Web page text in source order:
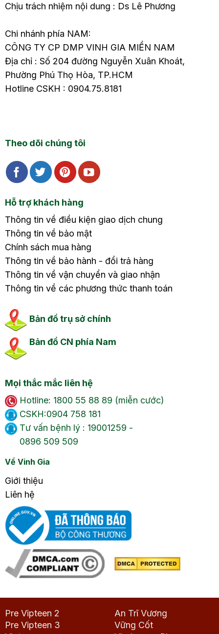
Chịu trách nhiệm nội dung : Ds Lê Phương
Chi nhánh phía NAM:
CÔNG TY CP DMP VINH GIA MIỀN NAM
Địa chỉ : Số 204 đường Nguyễn Xuân Khoát,
Phường Phú Thọ Hòa, TP.HCM
Hotline CSKH : 0904.75.8181
Theo dõi chúng tôi
Hỗ trợ khách hàng
Thông tin về điều kiện giao dịch chung
Thông tin về bảo mật
Chính sách mua hàng
Thông tin về bảo hành - đổi trả hàng
Thông tin về vận chuyển và giao nhận
Thông tin về các phương thức thanh toán
Bản đồ trụ sở chính
Bản đồ CN phía Nam
Mọi thắc mắc liên hệ
Hotline: 1800 55 88 89 (miễn cước)
CSKH:0904 758 181
Tư vấn bệnh lý : 19001259 -
0896 509 509
Về Vinh Gia
Giới thiệu
Liên hệ
Pre Vipteen 2
Pre Vipteen 3
An Trĩ Vương
Vững Cốt